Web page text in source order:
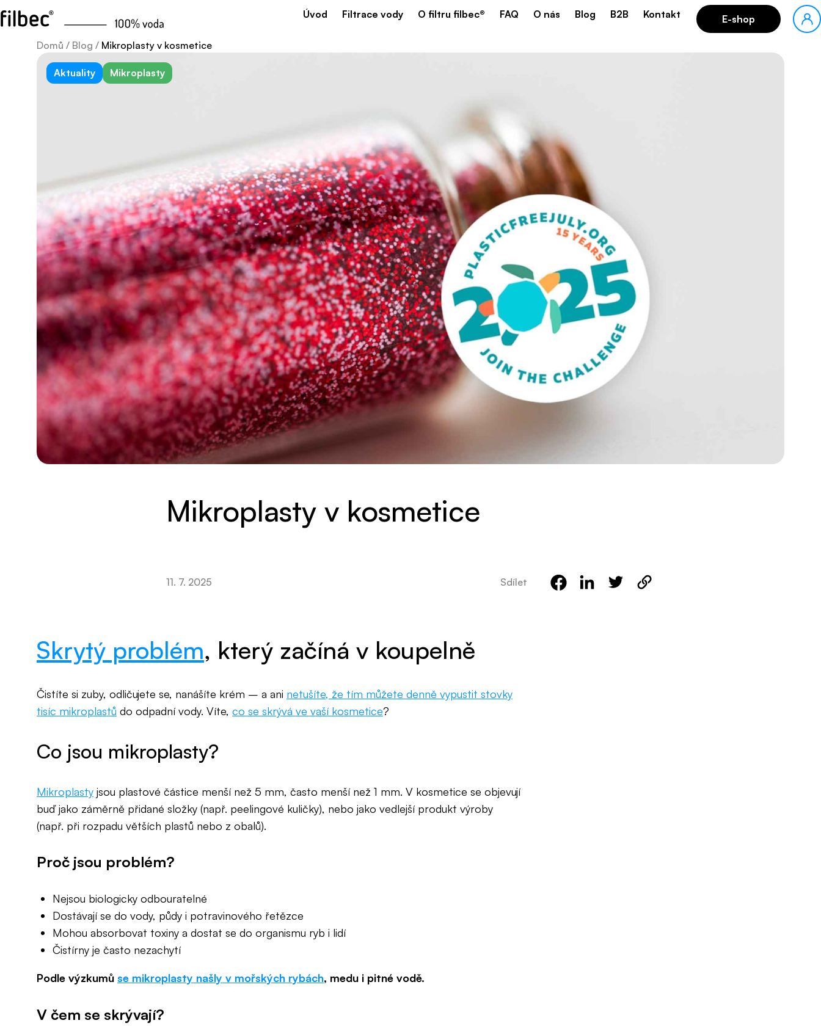
Úvod Filtrace vody O filtru filbec® FAQ O nás Blog B2B Kontakt E-shop
Domů / Blog / Mikroplasty v kosmetice
Aktuality Mikroplasty
Mikroplasty v kosmetice
11. 7. 2025 Sdílet
Skrytý problém, který začíná v koupelně
Čistíte si zuby, odličujete se, nanášíte krém – a ani netušíte, že tím můžete denně vypustit stovky
tisíc mikroplastů do odpadní vody. Víte, co se skrývá ve vaší kosmetice?
Co jsou mikroplasty?
Mikroplasty jsou plastové částice menší než 5 mm, často menší než 1 mm. V kosmetice se objevují
buď jako záměrně přidané složky (např. peelingové kuličky), nebo jako vedlejší produkt výroby
(např. při rozpadu větších plastů nebo z obalů).
Proč jsou problém?
Nejsou biologicky odbouratelné
Dostávají se do vody, půdy i potravinového řetězce
Mohou absorbovat toxiny a dostat se do organismu ryb i lidí
Čistírny je často nezachytí
Podle výzkumů se mikroplasty našly v mořských rybách, medu i pitné vodě.
V čem se skrývají?